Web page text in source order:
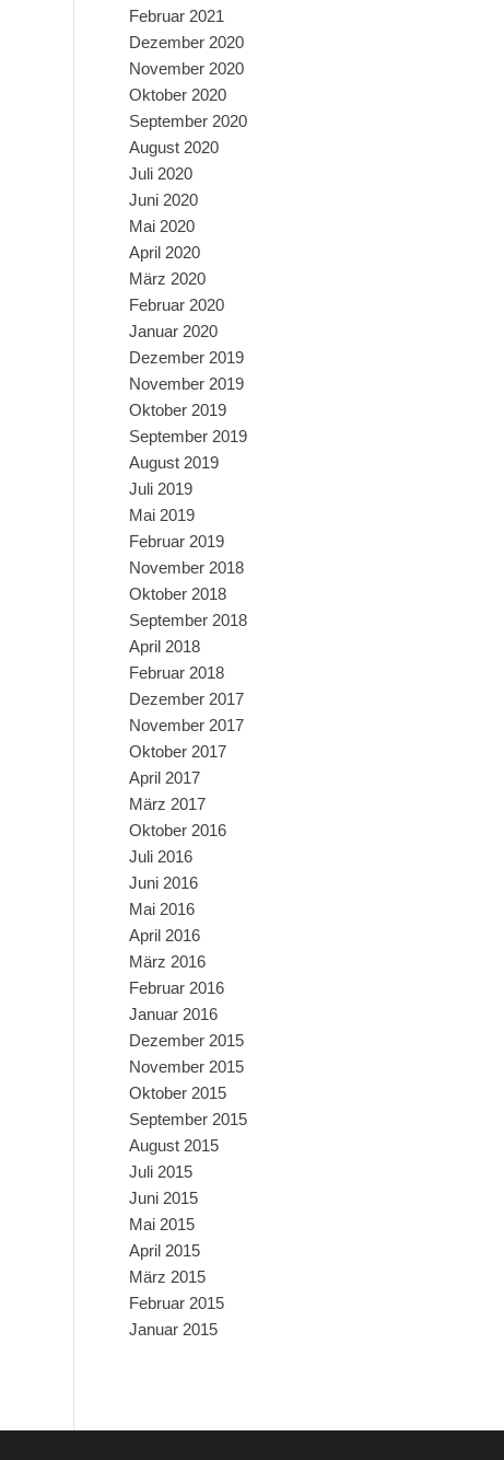
Februar 2021
Dezember 2020
November 2020
Oktober 2020
September 2020
August 2020
Juli 2020
Juni 2020
Mai 2020
April 2020
März 2020
Februar 2020
Januar 2020
Dezember 2019
November 2019
Oktober 2019
September 2019
August 2019
Juli 2019
Mai 2019
Februar 2019
November 2018
Oktober 2018
September 2018
April 2018
Februar 2018
Dezember 2017
November 2017
Oktober 2017
April 2017
März 2017
Oktober 2016
Juli 2016
Juni 2016
Mai 2016
April 2016
März 2016
Februar 2016
Januar 2016
Dezember 2015
November 2015
Oktober 2015
September 2015
August 2015
Juli 2015
Juni 2015
Mai 2015
April 2015
März 2015
Februar 2015
Januar 2015